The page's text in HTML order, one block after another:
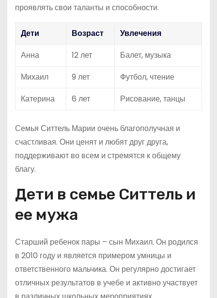
проявлять свои таланты и способности.
Дети Возраст
Увлечения
Анна
12 лет
Балет, музыка
Михаил
9 лет
Футбол, чтение
Катерина
6 лет Рисование, танцы
Семья Ситтель Марии очень благополучная и
счастливая. Они ценят и любят друг друга,
поддерживают во всем и стремятся к общему
благу.
Дети в семье Ситтель и
ее мужа
Старший ребенок пары – сын Михаил. Он родился
в 2010 году и является примером умницы и
ответственного мальчика. Он регулярно достигает
отличных результатов в учебе и активно участвует